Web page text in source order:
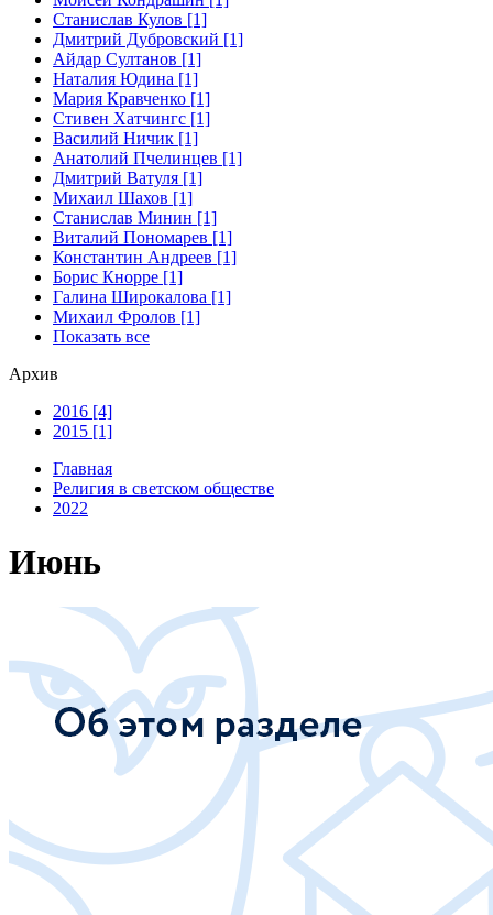
Станислав Кулов [1]
Дмитрий Дубровский [1]
Айдар Султанов [1]
Наталия Юдина [1]
Мария Кравченко [1]
Стивен Хатчингс [1]
Василий Ничик [1]
Анатолий Пчелинцев [1]
Дмитрий Ватуля [1]
Михаил Шахов [1]
Станислав Минин [1]
Виталий Пономарев [1]
Константин Андреев [1]
Борис Кнорре [1]
Галина Широкалова [1]
Михаил Фролов [1]
Показать все
Архив
2016 [4]
2015 [1]
Главная
Религия в светском обществе
2022
Июнь